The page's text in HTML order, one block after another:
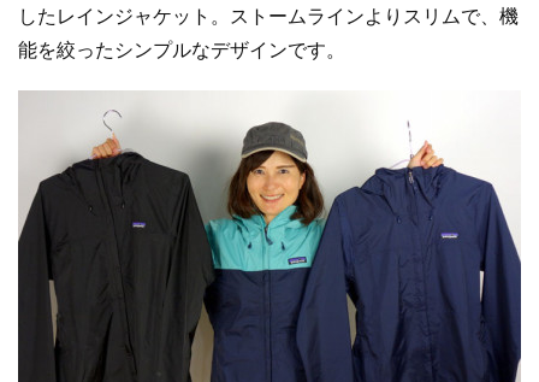
したレインジャケット。ストームラインよりスリムで、機
能を絞ったシンプルなデザインです。